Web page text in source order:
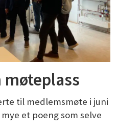
møteplass
til medlemsmøte i juni
et poeng som selve